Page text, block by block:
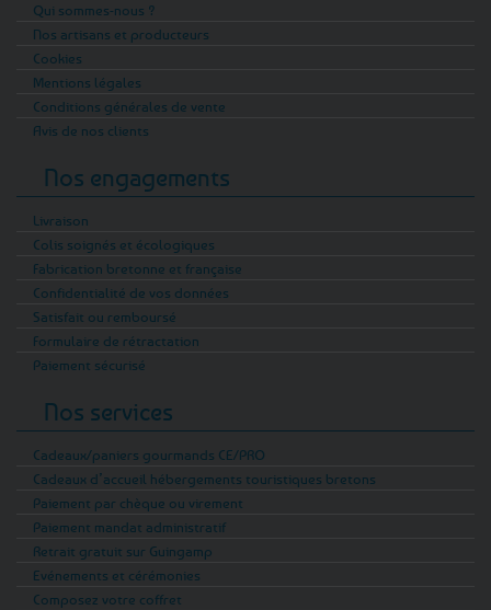
Qui sommes-nous ?
Nos artisans et producteurs
Cookies
Mentions légales
Conditions générales de vente
Avis de nos clients
Nos engagements
Livraison
Colis soignés et écologiques
Fabrication bretonne et française
Confidentialité de vos données
Satisfait ou remboursé
Formulaire de rétractation
Paiement sécurisé
Nos services
Cadeaux/paniers gourmands CE/PRO
Cadeaux d’accueil hébergements touristiques bretons
Paiement par chèque ou virement
Paiement mandat administratif
Retrait gratuit sur Guingamp
Evénements et cérémonies
Composez votre coffret